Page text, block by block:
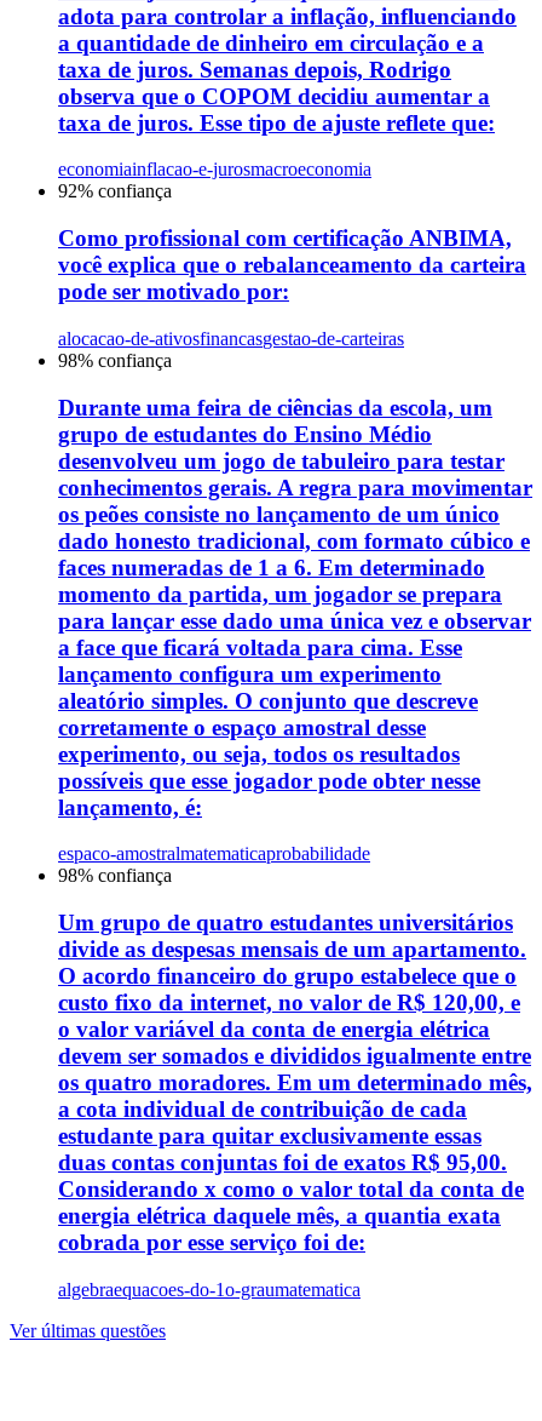
adota para controlar a inflação, influenciando
a quantidade de dinheiro em circulação e a
taxa de juros. Semanas depois, Rodrigo
observa que o COPOM decidiu aumentar a
taxa de juros. Esse tipo de ajuste reflete que:
economiainflacao-e-jurosmacroeconomia
92% confiança
Como profissional com certificação ANBIMA,
você explica que o rebalanceamento da carteira
pode ser motivado por:
alocacao-de-ativosfinancasgestao-de-carteiras
98% confiança
Durante uma feira de ciências da escola, um
grupo de estudantes do Ensino Médio
desenvolveu um jogo de tabuleiro para testar
conhecimentos gerais. A regra para movimentar
os peões consiste no lançamento de um único
dado honesto tradicional, com formato cúbico e
faces numeradas de 1 a 6. Em determinado
momento da partida, um jogador se prepara
para lançar esse dado uma única vez e observar
a face que ficará voltada para cima. Esse
lançamento configura um experimento
aleatório simples. O conjunto que descreve
corretamente o espaço amostral desse
experimento, ou seja, todos os resultados
possíveis que esse jogador pode obter nesse
lançamento, é:
espaco-amostralmatematicaprobabilidade
98% confiança
Um grupo de quatro estudantes universitários
divide as despesas mensais de um apartamento.
O acordo financeiro do grupo estabelece que o
custo fixo da internet, no valor de R$ 120,00, e
o valor variável da conta de energia elétrica
devem ser somados e divididos igualmente entre
os quatro moradores. Em um determinado mês,
a cota individual de contribuição de cada
estudante para quitar exclusivamente essas
duas contas conjuntas foi de exatos R$ 95,00.
Considerando x como o valor total da conta de
energia elétrica daquele mês, a quantia exata
cobrada por esse serviço foi de:
algebraequacoes-do-1o-graumatematica
Ver últimas questões